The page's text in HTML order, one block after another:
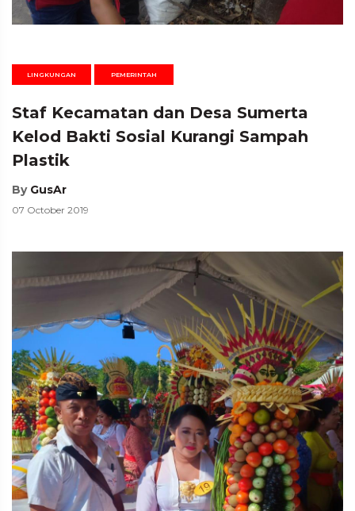
LINGKUNGAN PEMERINTAH
Staf Kecamatan dan Desa Sumerta
Kelod Bakti Sosial Kurangi Sampah
Plastik
By GusAr
07 October 2019